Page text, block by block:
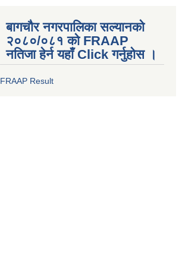
बागचौर नगरपालिका सल्यानको
२०८०/०८१ को FRAAP
नतिजा हेर्न यहाँ Click गर्नुहोस ।
FRAAP Result